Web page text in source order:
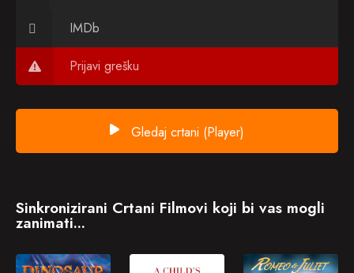
IMDb
Prijavi grešku
Gledaj crtani (Player)
Sinkronizirani Crtani Filmovi koji bi vas mogli
zanimati...